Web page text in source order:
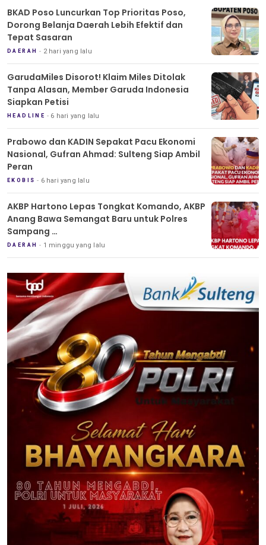
BKAD Poso Luncurkan Top Prioritas Poso,
Dorong Belanja Daerah Lebih Efektif dan
Tepat Sasaran
DAERAH 2 hari yang lalu
GarudaMiles Disorot! Klaim Miles Ditolak
Tanpa Alasan, Member Garuda Indonesia
Siapkan Petisi
HEADLINE 6 hari yang lalu
Prabowo dan KADIN Sepakat Pacu Ekonomi
Nasional, Gufran Ahmad: Sulteng Siap Ambil
Peran
EKOBIS 6 hari yang lalu
AKBP Hartono Lepas Tongkat Komando, AKBP
Anang Bawa Semangat Baru untuk Polres
Sampang
Tradisi Pedang Pora Iringi Sertijab Kapolres
Sampang
DAERAH 1 minggu yang lalu